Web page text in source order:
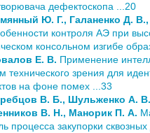
дефектоскопа ...20
Ю. Г., Галаненко Д. В.,
контроля АЭ при
консольном изгибе
Е. В. Применение
технического зрения для
на фоне помех ...33
В. Б., Шульженко А.
В. Н., Манорик П. А.
процесса закупорки